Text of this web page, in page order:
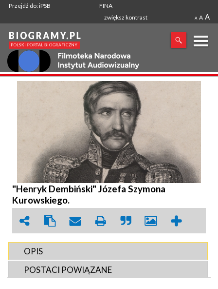
Przejdź do: iPSB
FINA
zwiększ kontrast
A A A
X
SZUKANA FRAZA
"Henryk Dembiński" Józefa Szymona
Kurowskiego.
OPIS
POSTACI POWIĄZANE